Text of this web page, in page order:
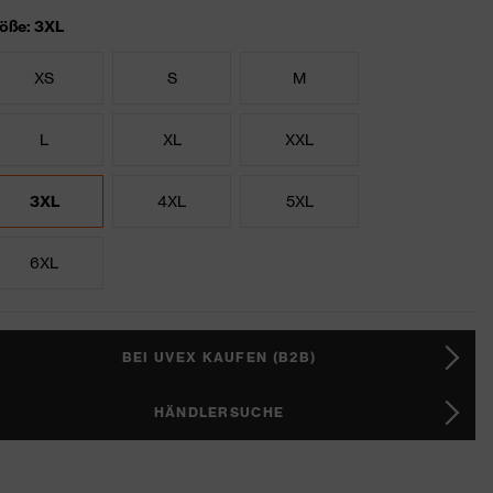
3XL
XS S M
L XL XXL
3XL 4XL 5XL
6XL
BEI UVEX KAUFEN (B2B)
HÄNDLERSUCHE